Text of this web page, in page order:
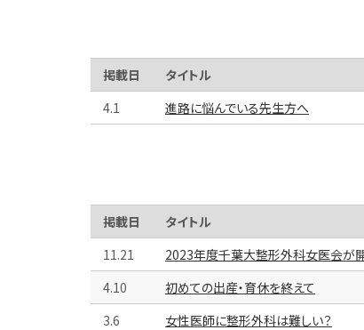
掲載日
タイトル
4.1
進路に悩んでいる先生方へ
掲載日
タイトル
11.21
2023年度千葉大整形外科女医会が
4.10
初めての出産・育休を終えて
3.6
女性医師に整形外科は難しい？